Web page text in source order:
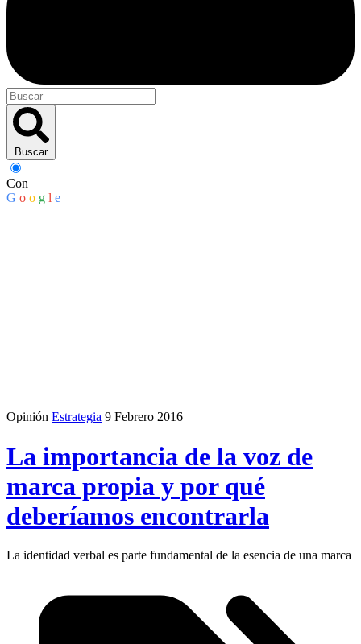
Buscar
Con
G o o g l e
Opinión Estrategia 9 Febrero 2016
La importancia de la voz de
marca propia y por qué
deberíamos encontrarla
La identidad verbal es parte fundamental de la esencia de una marca